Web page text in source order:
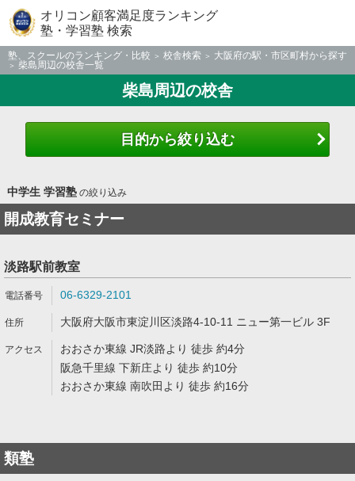
オリコン顧客満足度ランキング
塾・学習塾 検索
塾、スクールのランキング・比較 校舎検索
大阪府の駅・市区町村から探す
柴島周辺の校舎一覧
柴島周辺の校舎
目的から絞り込む
中学生 学習塾の絞り込み
開成教育セミナー
淡路駅前教室
06-6329-2101
大阪府大阪市東淀川区淡路4-10-11 ニュー第一ビル 3F
おおさか東線 JR淡路より 徒歩 約4分
阪急千里線 下新庄より 徒歩 約10分
おおさか東線 南吹田より 徒歩 約16分
類塾